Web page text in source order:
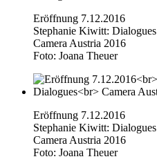
Eröffnung 7.12.2016
Stephanie Kiwitt: Dialogues
Camera Austria 2016
Foto: Joana Theuer
Eröffnung 7.12.2016
Stephanie Kiwitt: Dialogues
Camera Austria 2016
Foto: Joana Theuer